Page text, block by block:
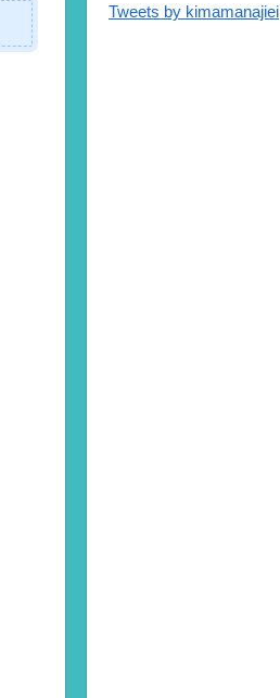
Tweets by kimamanajiei